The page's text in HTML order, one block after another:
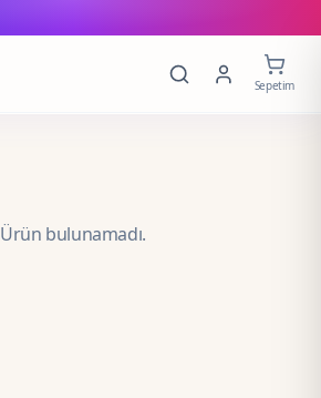
Sepetim
Ürün bulunamadı.